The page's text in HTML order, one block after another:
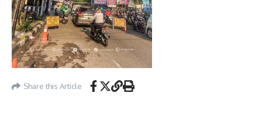
Share this Article